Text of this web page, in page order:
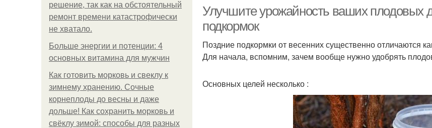
решение, так как на обстоятельный
ремонт времени катастрофически
не хватало.
Больше энергии и потенции: 4
основных витамина для мужчин
Как готовить морковь и свеклу к
зимнему хранению. Сочные
корнеплоды до весны и даже
дольше! Как сохранить морковь и
свёклу зимой: способы для разных
Улучшите урожайность ваших плодовых
подкормок
Поздние подкормки от весенних существенно отличаются
Для начала, вспомним, зачем вообще нужно удобрять
Основных целей несколько :